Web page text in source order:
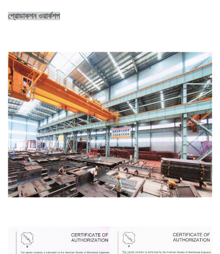
প্রোডাকশন ওয়ার্কশপ